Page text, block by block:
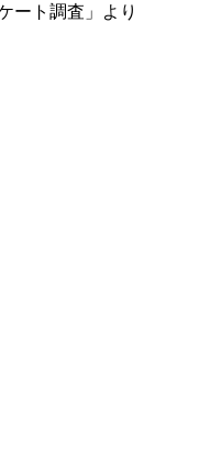
ート調査」より